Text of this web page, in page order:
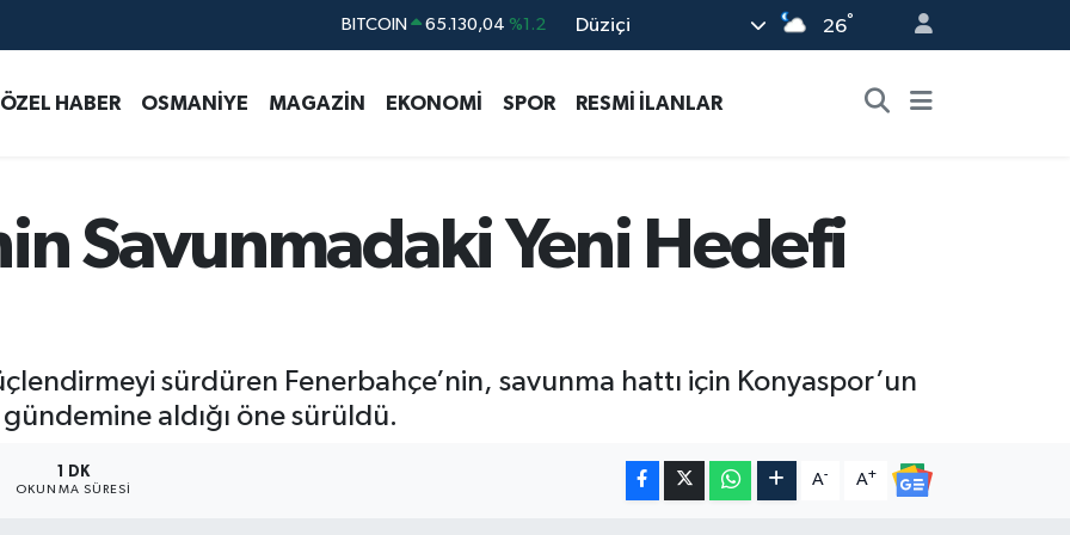
DOLAR 47,7106 %0.17
STERLİN 64,4046 %0.35
BITCOIN 65.130,04 %1.2
Düziçi 26°
ÖZEL HABER OSMANİYE MAGAZİN EKONOMİ SPOR RESMİ İLANLAR
Savunmadaki Yeni Hedefi
sürdüren Fenerbahçe’nin, savunma hattı için Konyaspor’un
gündemine aldığı öne sürüldü.
1 DK
OKUNMA SÜRESI
A- A+